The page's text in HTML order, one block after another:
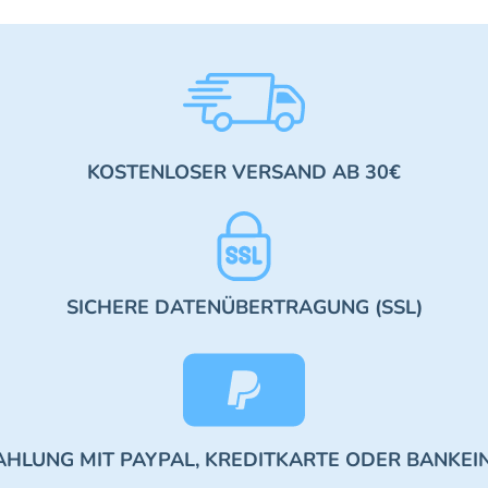
KOSTENLOSER VERSAND AB 30€
SICHERE DATENÜBERTRAGUNG (SSL)
MIT PAYPAL, KREDITKARTE ODER